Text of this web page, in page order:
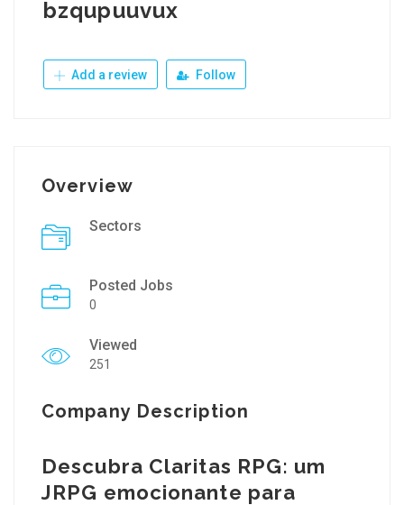
bzqupuuvux
Add a review Follow
Overview
Sectors
Posted Jobs
0
Viewed
251
Company Description
Descubra Claritas RPG: um
JRPG emocionante para